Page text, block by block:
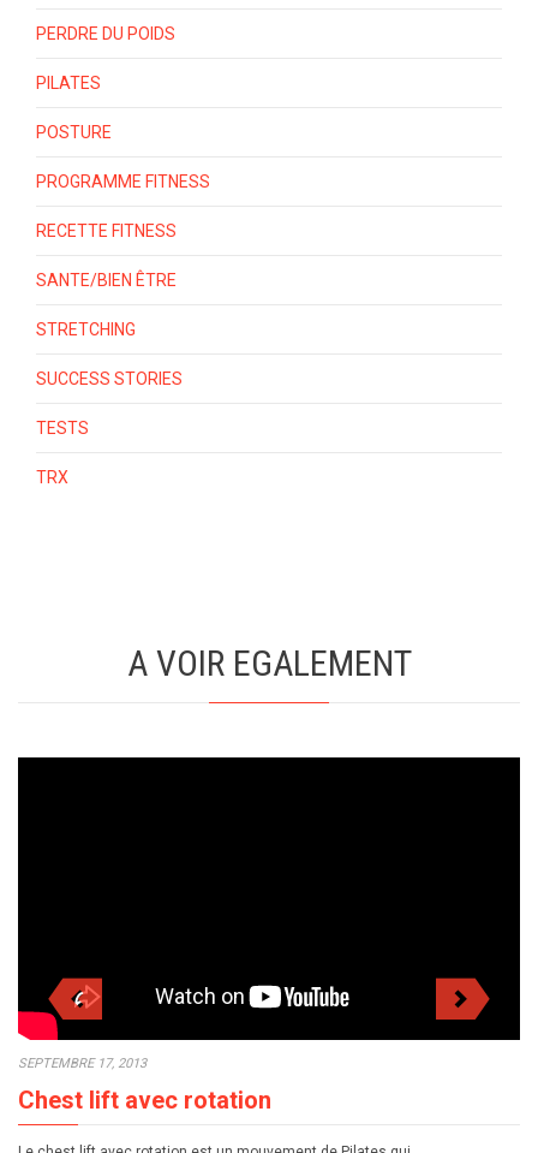
PERDRE DU POIDS
PILATES
POSTURE
PROGRAMME FITNESS
RECETTE FITNESS
SANTE/BIEN ÊTRE
STRETCHING
SUCCESS STORIES
TESTS
TRX
A VOIR EGALEMENT
SEPTEMBRE 17, 2013
Chest lift avec rotation